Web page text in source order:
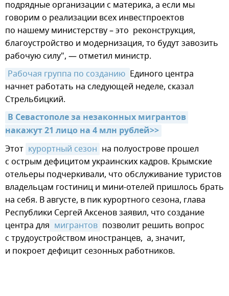
подрядные организации с материка, а если мы
говорим о реализации всех инвестпроектов
по нашему министерству – это реконструкция,
благоустройство и модернизация, то будут завозить
рабочую силу", — отметил министр.
Рабочая группа по созданию Единого центра
начнет работать на следующей неделе, сказал
Стрельбицкий.
В Севастополе за незаконных мигрантов
накажут 21 лицо на 4 млн рублей>>
Этот курортный сезон на полуострове прошел
с острым дефицитом украинских кадров. Крымские
отельеры подчеркивали, что обслуживание туристов
владельцам гостиниц и мини-отелей пришлось брать
на себя. В августе, в пик курортного сезона, глава
Республики Сергей Аксенов заявил, что создание
центра для мигрантов позволит решить вопрос
с трудоустройством иностранцев, а, значит,
и покроет дефицит сезонных работников.